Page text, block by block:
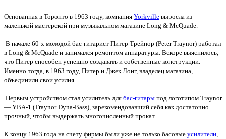
Основанная в Торонто в 1963 году, компания Yorkville выросла из
маленькой мастерской при музыкальном магазине Long & McQuade.
В начале 60-х молодой бас-гитарист Питер Трейнор (Peter Traynor) работал
в Long & McQuade и занимался ремонтом аппаратуры. Вскоре выяснилось,
что Питер способен успешно создавать и собственные конструкции.
Именно тогда, в 1963 году, Питер и Джек Лонг, владелец магазина,
объединили свои усилия.
Первым устройством стал усилитель для бас-гитары под логотипом Traynor
— YBA-1 (Traynor Dyna-Bass), зарекомендовавший себя как достаточно
прочный, чтобы выдержать многочисленный прокат.
К концу 1963 года на счету фирмы были уже не только басовые усилители,